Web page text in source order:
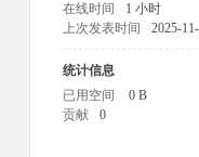
在线时间
1 小时
上次发表时间
2025-
统计信息
已用空间
0 B
贡献
0